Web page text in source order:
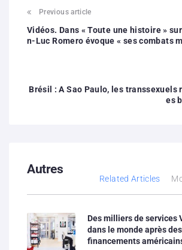
Previous article
Vidéos. Dans « Toute une histoire »
n-Luc Romero évoque « ses combats
Brésil : A Sao Paulo, les transsexuels
es
Autres
Related Articles
Des milliers de services
dans le monde après
financements